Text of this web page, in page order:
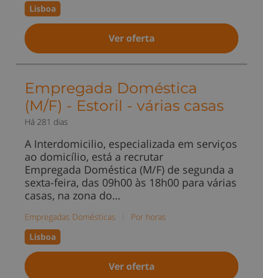
Lisboa
Ver oferta
Empregada Doméstica
(M/F) - Estoril - várias casas
Há 281 dias
A Interdomicilio, especializada em serviços
ao domicílio, está a recrutar
Empregada Doméstica (M/F) de segunda a
sexta-feira, das 09h00 às 18h00 para várias
casas, na zona do…
Empregadas Domésticas
Por horas
Lisboa
Ver oferta